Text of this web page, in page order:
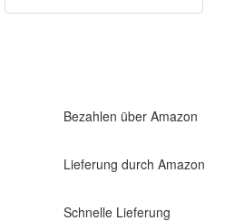
Bezahlen über Amazon
Lieferung durch Amazon
Schnelle Lieferung